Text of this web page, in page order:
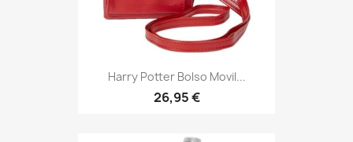
Harry Potter Bolso Movil...
26,95 €